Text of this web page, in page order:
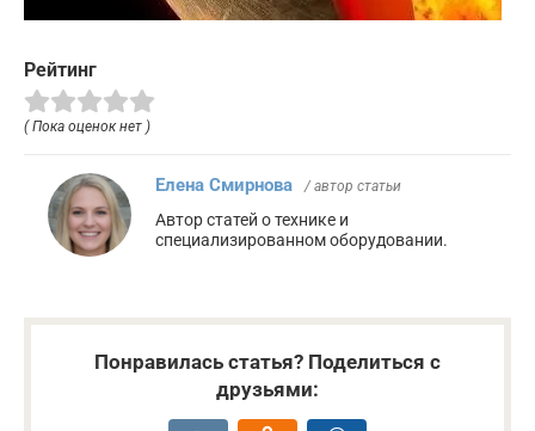
Рейтинг
( Пока оценок нет )
Елена Смирнова / автор статьи
Автор статей о технике и
специализированном оборудовании.
Понравилась статья? Поделиться с
друзьями: